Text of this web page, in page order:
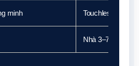
minh Touchless •
Nhà 3–7 tầng •